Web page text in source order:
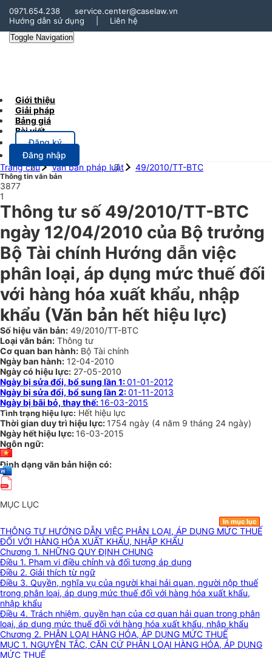
0971.654.238
service.center@caselaw.vn
Hướng dẫn sử dụng
Liên hệ
Toggle Navigation
Giới thiệu
Giải pháp
Bảng giá
Bài viết
Đăng ký
Đăng nhập
Trang chủ
Văn bản pháp luật 49/2010/TT-BTC
Thông tin văn bản
3877
1
Thông tư số 49/2010/TT-BTC
ngày 12/04/2010 của Bộ trưởng
Bộ Tài chính Hướng dẫn việc
phân loại, áp dụng mức thuế đối
với hàng hóa xuất khẩu, nhập
khẩu (Văn bản hết hiệu lực)
Số hiệu văn bản: 49/2010/TT-BTC
Loại văn bản: Thông tư
Cơ quan ban hành: Bộ Tài chính
Ngày ban hành: 12-04-2010
Ngày có hiệu lực: 27-05-2010
Ngày bị sửa đổi, bổ sung lần 1:01-01-2012
Ngày bị sửa đổi, bổ sung lần 2:01-11-2013
Ngày bị bãi bỏ, thay thế:16-03-2015
Tình trạng hiệu lực: Hết hiệu lực
Thời gian duy trì hiệu lực: 1754 ngày (4 năm 9 tháng 24 ngày)
Ngày hết hiệu lực: 16-03-2015
Ngôn ngữ:
Định dạng văn bản hiện có:
MỤC LỤC
In mục lục
THÔNG TƯ HƯỚNG DẪN VIỆC PHÂN LOẠI, ÁP DỤNG MỨC THUẾ
ĐỐI VỚI HÀNG HÓA XUẤT KHẨU, NHẬP KHẨU
Chương 1. NHỮNG QUY ĐỊNH CHUNG
Điều 1. Phạm vi điều chỉnh và đối tượng áp dụng
Điều 2. Giải thích từ ngữ
Điều 3. Quyền, nghĩa vụ của người khai hải quan, người nộp thuế
trong phân loại, áp dụng mức thuế đối với hàng hóa xuất khẩu,
nhập khẩu
Điều 4. Trách nhiệm, quyền hạn của cơ quan hải quan trong phân
loại, áp dụng mức thuế đối với hàng hóa xuất khẩu, nhập khẩu
Chương 2. PHÂN LOẠI HÀNG HÓA, ÁP DỤNG MỨC THUẾ
MỤC 1. NGUYÊN TẮC, CĂN CỨ PHÂN LOẠI HÀNG HÓA, ÁP DỤNG
MỨC THUẾ